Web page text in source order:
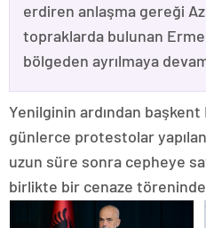
erdiren anlaşma gereği
topraklarda bulunan
bölgeden ayrılmaya
Yenilginin ardından
günlerce protestolar
uzun süre sonra cepheye
birlikte bir cenaze